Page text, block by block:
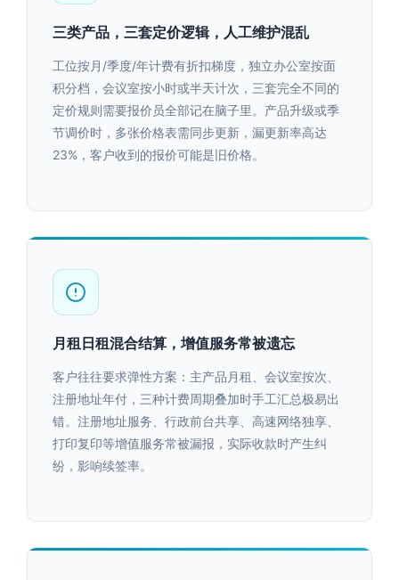
三类产品，三套定价逻辑，人工维护混乱
工位按月/季度/年计费有折扣梯度，独立办公室按面
积分档，会议室按小时或半天计次，三套完全不同的
定价规则需要报价员全部记在脑子里。产品升级或季
节调价时，多张价格表需同步更新，漏更新率高达
23%，客户收到的报价可能是旧价格。
月租日租混合结算，增值服务常被遗忘
客户往往要求弹性方案：主产品月租、会议室按次、
注册地址年付，三种计费周期叠加时手工汇总极易出
错。注册地址服务、行政前台共享、高速网络独享、
打印复印等增值服务常被漏报，实际收款时产生纠
纷，影响续签率。